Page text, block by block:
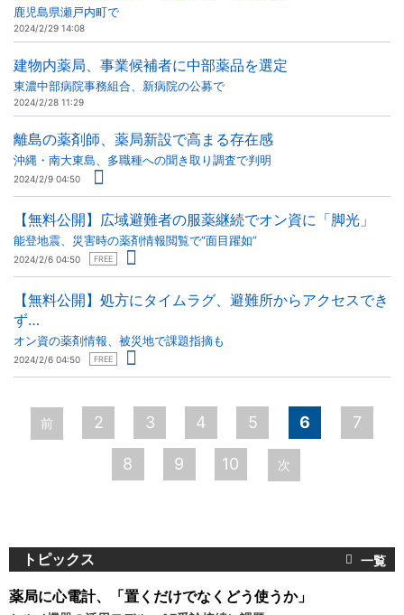
鹿児島県瀬戸内町で
2024/2/29 14:08
建物内薬局、事業候補者に中部薬品を選定
東濃中部病院事務組合、新病院の公募で
2024/2/28 11:29
離島の薬剤師、薬局新設で高まる存在感
沖縄・南大東島、多職種への聞き取り調査で判明
2024/2/9 04:50
【無料公開】広域避難者の服薬継続でオン資に「脚光」
能登地震、災害時の薬剤情報閲覧で“面目躍如”
2024/2/6 04:50 FREE
【無料公開】処方にタイムラグ、避難所からアクセスでき
ず…
オン資の薬剤情報、被災地で課題指摘も
2024/2/6 04:50 FREE
ペ
ー
前 2 3 4 5 6 7
8 9 10 次
トピックス
薬局に心電計、「置くだけでなくどう使うか」